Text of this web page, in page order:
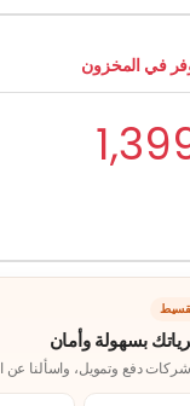
في المخزون
بسهولة وأمان
دفع وتمويل، واسألنا عن